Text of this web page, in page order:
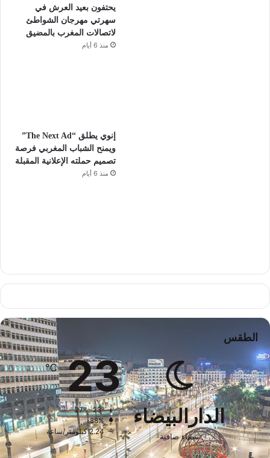
يحتفون بعيد العرش في
سهرتي مهرجان الشواطئ
لاتصالات المغرب بالمضيق
منذ 6 أيام
إنوي يطلق “The Next Ad”
ويمنح الشباب المغربي فرصة
تصميم حملته الإعلانية المقبلة
منذ 6 أيام
الطقس
الدارالبيضاء
سماء صافية
23
℃
27º - 23º
88%
2.24 كيلومتر/ساعة